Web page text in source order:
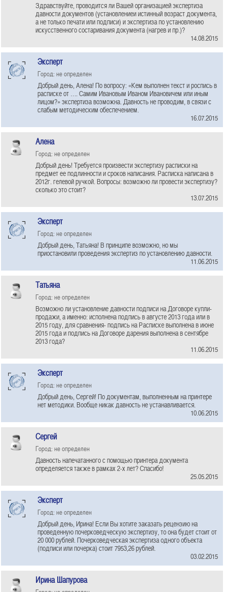
Здравствуйте, проводится ли Вашей организацией экспертиза
давности документов (установлениеи истинный возраст документа,
а не только печати или подписи) и экспертиза по установлению
искусственного состаривания документа (нагрев и пр.)?
14.08.2015
Эксперт
Город: не определен
Добрый день, Алена! По вопросу: «Кем выполнен текст и роспись в
расписке от …. Самим Ивановым Иваном Ивановичем или иным
лицом?» экспертиза возможна. Давность не проводим, в связи с
слабым методическим обеспечением.
16.07.2015
Алена
Город: не определен
Добрый день! Требуется произвести экспертизу расписки на
предмет ее подлинности и сроков написания. Расписка написана в
2012г. гелевой ручкой. Вопросы: возможно ли провести экспертизу?
сколько это стоит?
13.07.2015
Эксперт
Город: не определен
Добрый день, Татьяна! В принципе возможно, но мы
приостановили проведения экспертиз по установлению давности.
11.06.2015
Татьяна
Город: не определен
Возможно ли установление давности подписи на Договоре купли-
продажи, а именно: исполнена подпись в августе 2013 года или в
2015 году, для сравнения- подпись на Расписке выполнена в июне
2015 года и подпись на Договоре дарения выполнена в сентябре
2013 года?
11.06.2015
Эксперт
Город: не определен
Добрый день, Сергей! По документам, выполненным на принтере
нет методики. Вообще никак давность не устанавливается.
10.06.2015
Сергей
Город: не определен
Давность напечатанного с помощью принтера документа
определяется также в рамках 2-х лет? Спасибо!
25.05.2015
Эксперт
Город: не определен
Добрый день, Ирина! Если Вы хотите заказать рецензию на
проведенную почерковедческую экспертизу, то она будет стоит от
20 000 рублей. Почерковедческая экспертиза одного объекта
(подписи или почерка) стоит 7953,26 рублей.
03.02.2015
Ирина Шапурова